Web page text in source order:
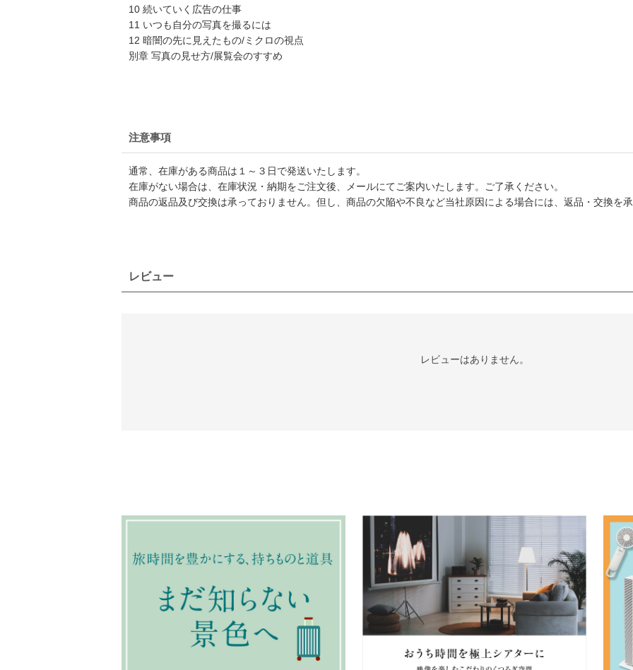
10 続いていく広告の仕事
11 いつも自分の写真を撮るには
12 暗闇の先に見えたもの/ミクロの視点
別章 写真の見せ方/展覧会のすすめ
注意事項
通常、在庫がある商品は１～３日で発送いたします。
在庫がない場合は、在庫状況・納期をご注文後、メールにてご案内いたします。ご了承ください。
商品の返品及び交換は承っておりません。但し、商品の欠陥や不良など当社原因による場合には、返品・交換を
レビュー
レビューはありません。